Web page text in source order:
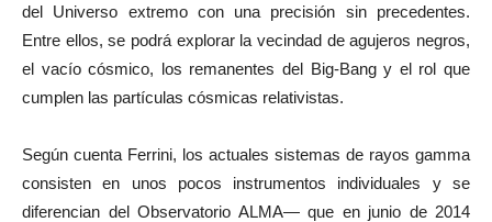
del Universo extremo con una precisión sin precedentes.
Entre ellos, se podrá explorar la vecindad de agujeros negros,
el vacío cósmico, los remanentes del Big-Bang y el rol que
cumplen las partículas cósmicas relativistas.
Según cuenta Ferrini, los actuales sistemas de rayos gamma
consisten en unos pocos instrumentos individuales y se
diferencian del Observatorio ALMA— que en junio de 2014